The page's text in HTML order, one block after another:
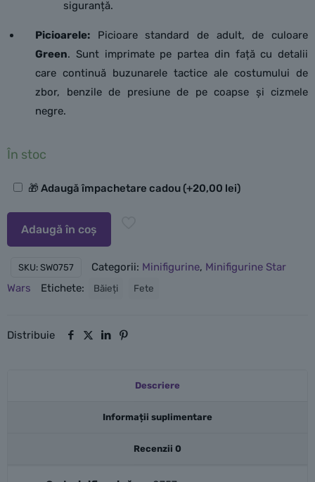
siguranță.
Picioarele: Picioare standard de adult, de culoare
Green. Sunt imprimate pe partea din față cu detalii
care continuă buzunarele tactice ale costumului de
zbor, benzile de presiune de pe coapse și cizmele
negre.
În stoc
Opțiuni🎁 Adaugă împachetare cadou(+20,00 lei)
Adaugă în coș
SKU: SW0757 Categorii: Minifigurine, Minifigurine Star
Wars
Etichete: Băieți Fete
Distribuie
Descriere
Informații suplimentare
Recenzii 0